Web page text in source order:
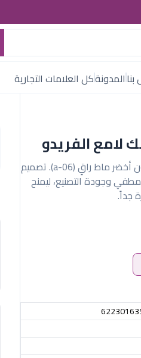
المدونةكل العلامات التجارية
طقم عشاء ألفريدو 30 قطعة لون أخضر ماط راقٍ (a-06). تصميم
وجودة التصنيع، ليمنح
جداً.